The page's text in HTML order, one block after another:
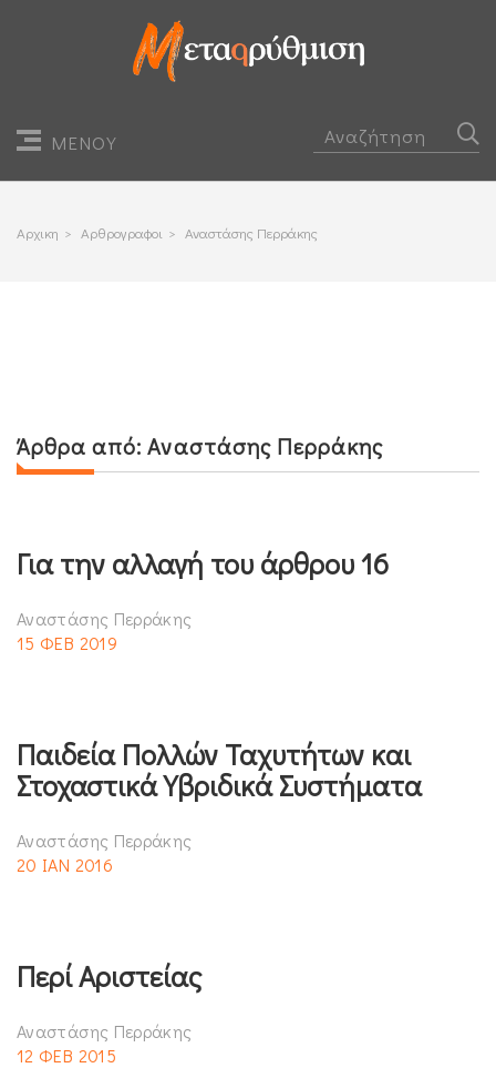
ΜΕΝΟΥ
Αρχικη > Αρθρογραφοι > Αναστάσης Περράκης
Άρθρα από:Αναστάσης Περράκης
Για την αλλαγή του άρθρου 16
Αναστάσης Περράκης
15 ΦΕΒ 2019
Παιδεία Πολλών Ταχυτήτων και
Στοχαστικά Υβριδικά Συστήματα
Αναστάσης Περράκης
20 ΙΑΝ 2016
Περί Αριστείας
Αναστάσης Περράκης
12 ΦΕΒ 2015